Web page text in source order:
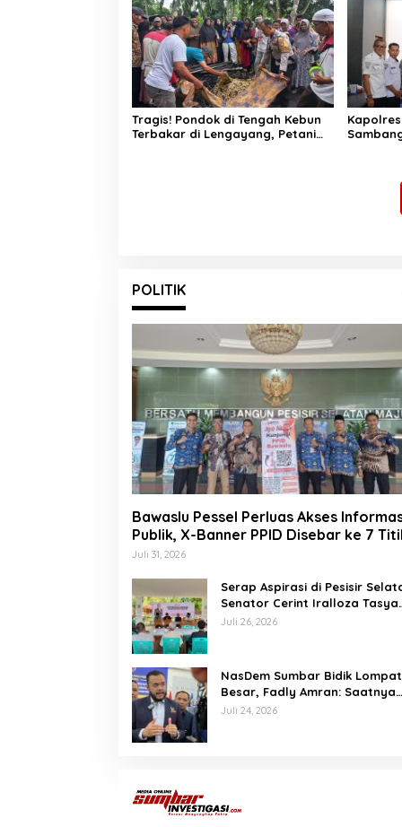
Tragis! Pondok di Tengah Kebun
Terbakar di Lengayang, Petani
POLITIK
Bawaslu Pessel Perluas Akses
Publik, X-Banner PPID Disebar ke 7
Juli 31, 2026
Serap Aspirasi di Pesisir
Senator Cerint Iralloza Tasya
Soroti BPJS hingga Kurikulum
Juli 26, 2026
NasDem Sumbar Bidik
Besar, Fadly Amran: Saatnya
Naik Kelas dengan Kader
Juli 24, 2026